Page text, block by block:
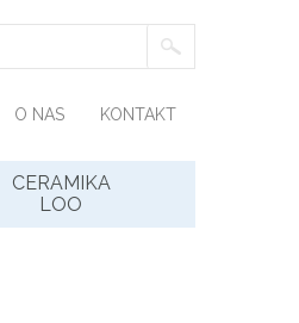
O NAS KONTAKT
CERAMIKA
LOO